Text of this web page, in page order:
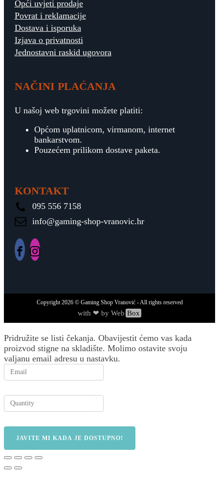
Opći uvjeti prodaje
Povrat i reklamacije
Dostava i isporuka
Izjava o privatnosti
Jednostavni raskid ugovora
NAČINI PLAĆANJA
U našoj web trgovini možete platiti:
Općom uplatnicom, virmanom, internet
bankarstvom.
Pouzećem prilikom dostave paketa.
KONTAKT
095 556 7158
info@gaming-shop-vranovic.hr
Copyright2026© Gaming Shop Vranović - All rights reserved
with ❤ by Web Box
Pridružite se listi čekanja. Obavijestit ćemo vas kada
proizvod stigne na skladište. Molimo ostavite svoju
valjanu email adresu u nastavku.
JAVITE MI KADA JE DOSTUPNO!